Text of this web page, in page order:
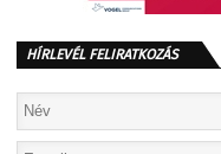
HÍRLEVÉL FELIRATKOZÁS